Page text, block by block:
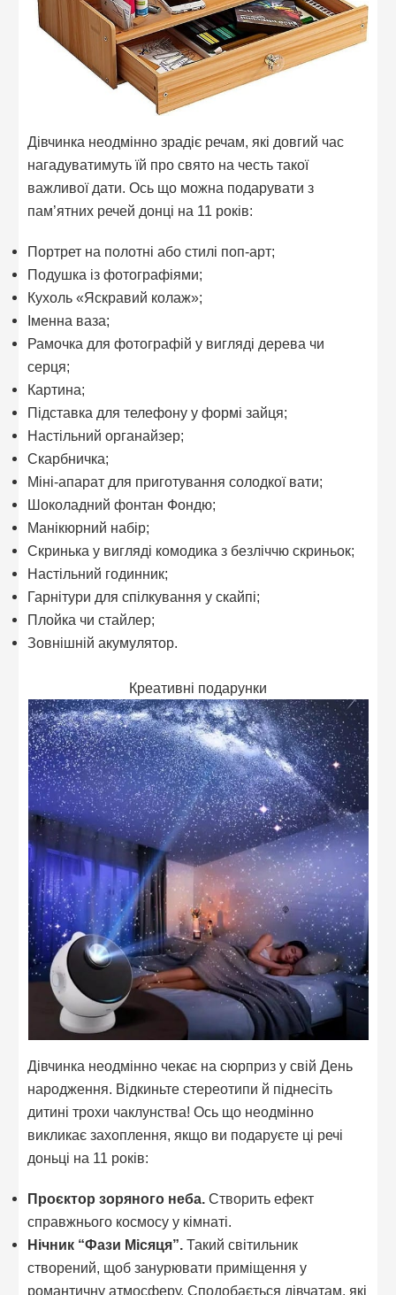
Дівчинка неодмінно зрадіє речам, які довгий час
нагадуватимуть їй про свято на честь такої
важливої дати. Ось що можна подарувати з
пам’ятних речей донці на 11 років:
Портрет на полотні або стилі поп-арт;
Подушка із фотографіями;
Кухоль «Яскравий колаж»;
Іменна ваза;
Рамочка для фотографій у вигляді дерева чи
серця;
Картина;
Підставка для телефону у формі зайця;
Настільний органайзер;
Скарбничка;
Міні-апарат для приготування солодкої вати;
Шоколадний фонтан Фондю;
Манікюрний набір;
Скринька у вигляді комодика з безліччю скриньок;
Настільний годинник;
Гарнітури для спілкування у скайпі;
Плойка чи стайлер;
Зовнішній акумулятор.
Креативні подарунки
Дівчинка неодмінно чекає на сюрприз у свій День
народження. Відкиньте стереотипи й піднесіть
дитині трохи чаклунства! Ось що неодмінно
викликає захоплення, якщо ви подаруєте ці речі
доньці на 11 років:
Проєктор зоряного неба. Створить ефект
справжнього космосу у кімнаті.
Нічник “Фази Місяця”. Такий світильник
створений, щоб занурювати приміщення у
романтичну атмосферу. Сподобається дівчатам, які